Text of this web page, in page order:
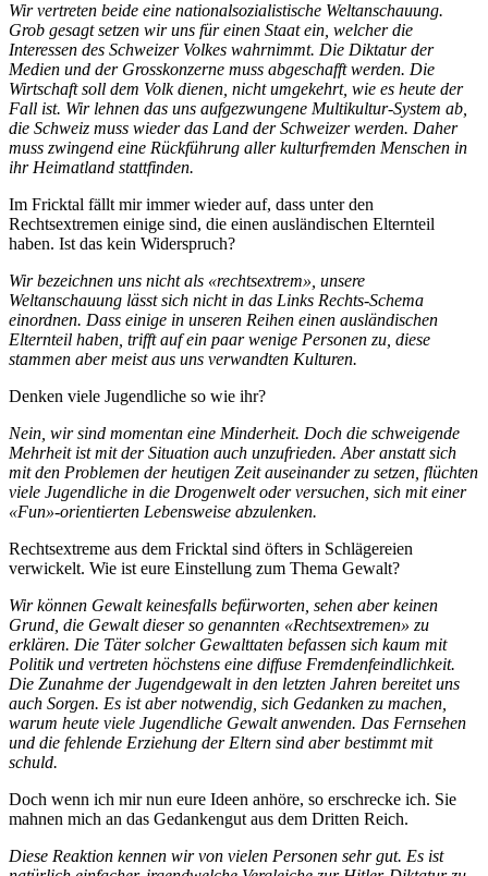
Wir vertreten beide eine nationalsozialistische Weltanschauung.
Grob gesagt setzen wir uns für einen Staat ein, welcher die
Interessen des Schweizer Volkes wahrnimmt. Die Diktatur der
Medien und der Grosskonzerne muss abgeschafft werden. Die
Wirtschaft soll dem Volk dienen, nicht umgekehrt, wie es heute der
Fall ist. Wir lehnen das uns aufgezwungene Multikultur-System ab,
die Schweiz muss wieder das Land der Schweizer werden. Daher
muss zwingend eine Rückführung aller kulturfremden Menschen in
ihr Heimatland stattfinden.
Im Fricktal fällt mir immer wieder auf, dass unter den
Rechtsextremen einige sind, die einen ausländischen Elternteil
haben. Ist das kein Widerspruch?
Wir bezeichnen uns nicht als «rechtsextrem», unsere
Weltanschauung lässt sich nicht in das Links Rechts-Schema
einordnen. Dass einige in unseren Reihen einen ausländischen
Elternteil haben, trifft auf ein paar wenige Personen zu, diese
stammen aber meist aus uns verwandten Kulturen.
Denken viele Jugendliche so wie ihr?
Nein, wir sind momentan eine Minderheit. Doch die schweigende
Mehrheit ist mit der Situation auch unzufrieden. Aber anstatt sich
mit den Problemen der heutigen Zeit auseinander zu setzen, flüchten
viele Jugendliche in die Drogenwelt oder versuchen, sich mit einer
«Fun»-orientierten Lebensweise abzulenken.
Rechtsextreme aus dem Fricktal sind öfters in Schlägereien
verwickelt. Wie ist eure Einstellung zum Thema Gewalt?
Wir können Gewalt keinesfalls befürworten, sehen aber keinen
Grund, die Gewalt dieser so genannten «Rechtsextremen» zu
erklären. Die Täter solcher Gewalttaten befassen sich kaum mit
Politik und vertreten höchstens eine diffuse Fremdenfeindlichkeit.
Die Zunahme der Jugendgewalt in den letzten Jahren bereitet uns
auch Sorgen. Es ist aber notwendig, sich Gedanken zu machen,
warum heute viele Jugendliche Gewalt anwenden. Das Fernsehen
und die fehlende Erziehung der Eltern sind aber bestimmt mit
schuld.
Doch wenn ich mir nun eure Ideen anhöre, so erschrecke ich. Sie
mahnen mich an das Gedankengut aus dem Dritten Reich.
Diese Reaktion kennen wir von vielen Personen sehr gut. Es ist